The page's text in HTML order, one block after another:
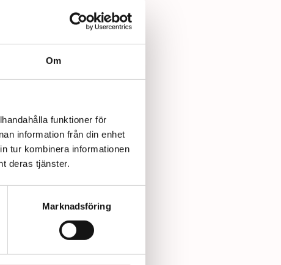
Om
funktioner för
information från din enhet
tur kombinera informationen
deras tjänster.
Marknadsföring